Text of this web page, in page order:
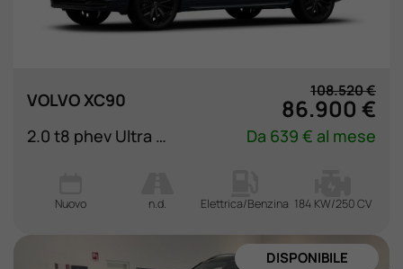
VOLVO XC90 108.520 €
86.900 €
2.0 t8 phev Ultra Black Edition awd 7p.ti auto Da 639 € al mese
Nuovo n.d. Elettrica/Benzina 184 KW/250 CV
DISPONIBILE